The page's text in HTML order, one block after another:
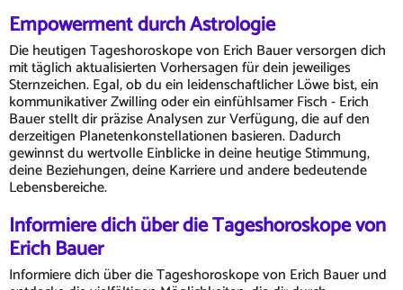
Empowerment durch Astrologie
Die heutigen Tageshoroskope von Erich Bauer versorgen dich
mit täglich aktualisierten Vorhersagen für dein jeweiliges
Sternzeichen. Egal, ob du ein leidenschaftlicher Löwe bist, ein
kommunikativer Zwilling oder ein einfühlsamer Fisch - Erich
Bauer stellt dir präzise Analysen zur Verfügung, die auf den
derzeitigen Planetenkonstellationen basieren. Dadurch
gewinnst du wertvolle Einblicke in deine heutige Stimmung,
deine Beziehungen, deine Karriere und andere bedeutende
Lebensbereiche.
Informiere dich über die Tageshoroskope von
Erich Bauer
Informiere dich über die Tageshoroskope von Erich Bauer und